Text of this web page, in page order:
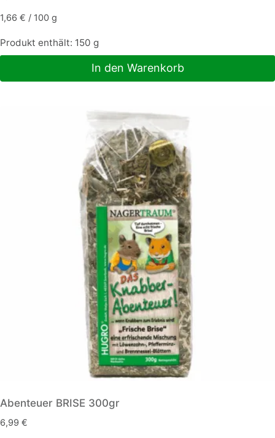
1,66 € / 100 g
Produkt enthält: 150 g
In den Warenkorb
Abenteuer BRISE 300gr
6,99 €